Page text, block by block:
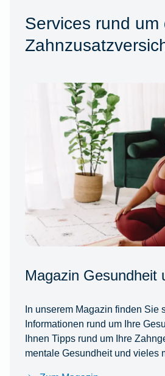
Services rund um
Magazin Gesundheit
In unserem Magazin finden Sie
Informationen rund um Ihre
Ihnen Tipps rund um Ihre
mentale Gesundheit und vieles